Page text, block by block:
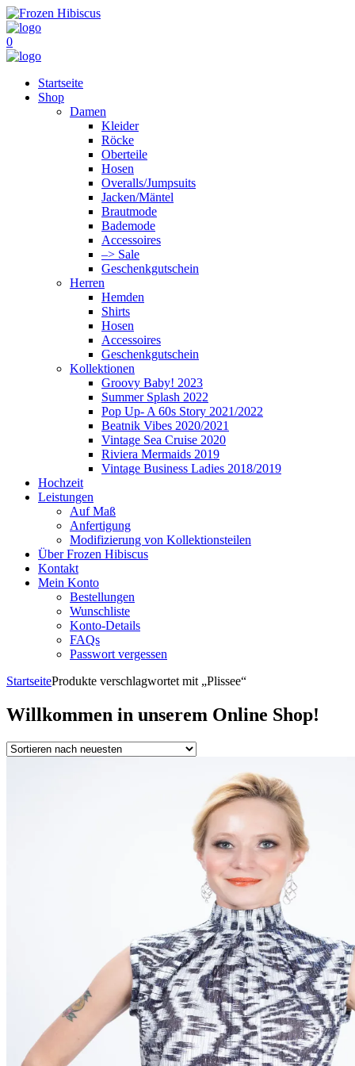
0
Startseite
Shop
Damen
Kleider
Röcke
Oberteile
Hosen
Overalls/Jumpsuits
Jacken/Mäntel
Brautmode
Bademode
Accessoires
–> Sale
Geschenkgutschein
Herren
Hemden
Shirts
Hosen
Accessoires
Geschenkgutschein
Kollektionen
Groovy Baby! 2023
Summer Splash 2022
Pop Up- A 60s Story 2021/2022
Beatnik Vibes 2020/2021
Vintage Sea Cruise 2020
Riviera Mermaids 2019
Vintage Business Ladies 2018/2019
Hochzeit
Leistungen
Auf Maß
Anfertigung
Modifizierung von Kollektionsteilen
Über Frozen Hibiscus
Kontakt
Mein Konto
Bestellungen
Wunschliste
Konto-Details
FAQs
Passwort vergessen
StartseiteProdukte verschlagwortet mit „Plissee“
Willkommen in unserem Online Shop!